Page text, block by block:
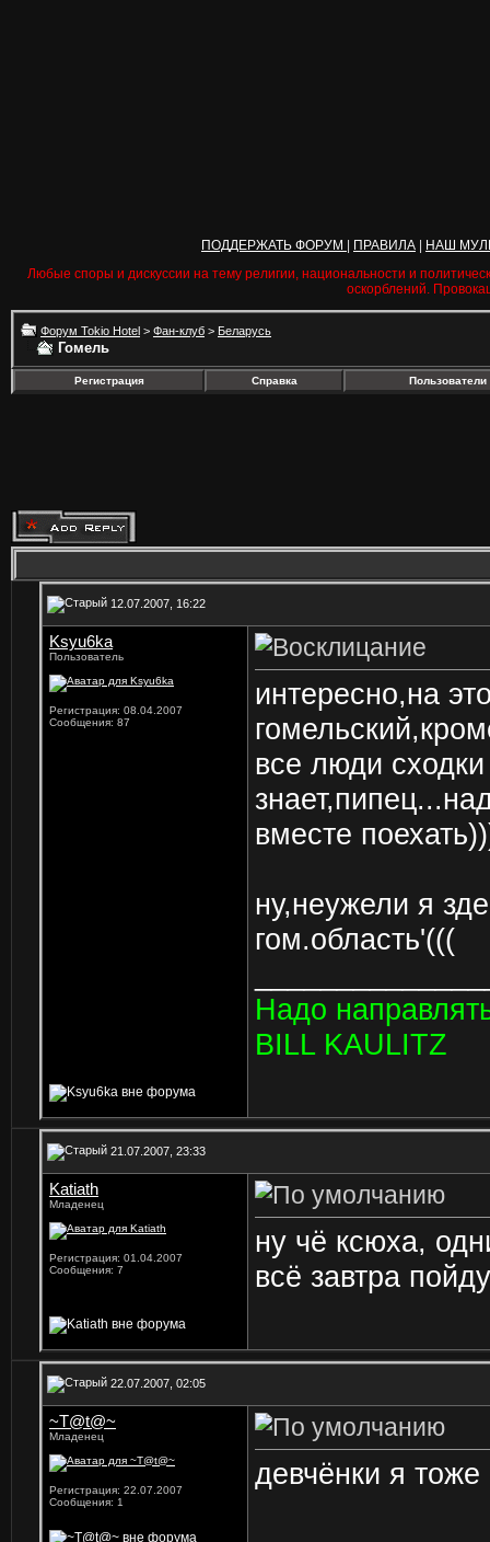
ПОДДЕРЖАТЬ ФОРУМ ПРАВИЛА
НАШ
Любые споры и дискуссии на тему религии, национальности и
оскорблений.
Форум Tokio Hotel > Фан-клуб > Беларусь
Гомель
Регистрация Справка Пользователи
12.07.2007, 16:22
Ksyu6ka
Пользователь
Регистрация: 08.04.2007
Сообщения: 87
интересно,на
все люди
вместе
ну,неужели я
гом.область'(((
Hадо
BILL KAULITZ
21.07.2007, 23:33
Katiath
Младенец
Регистрация: 01.04.2007
Сообщения: 7
ну чё ксюха,
всё завтра
22.07.2007, 02:05
~T@t@~
Младенец
Регистрация: 22.07.2007
Сообщения: 1
девчёнки я тоже